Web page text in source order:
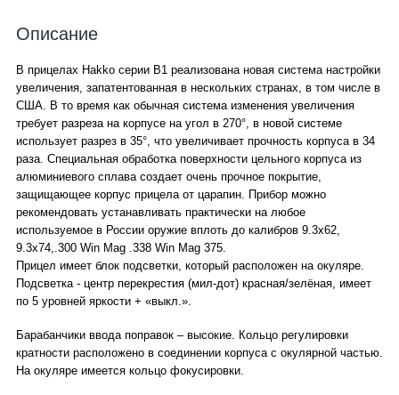
Описание
В прицелах Hakko серии B1 реализована новая система настройки
увеличения, запатентованная в нескольких странах, в том числе в
США. В то время как обычная система изменения увеличения
требует разреза на корпусе на угол в 270°, в новой системе
использует разрез в 35°, что увеличивает прочность корпуса в 34
раза. Специальная обработка поверхности цельного корпуса из
алюминиевого сплава создает очень прочное покрытие,
защищающее корпус прицела от царапин. Прибор можно
рекомендовать устанавливать практически на любое
используемое в России оружие вплоть до калибров 9.3x62,
9.3x74,.300 Win Mag .338 Win Mag 375.
Прицел имеет блок подсветки, который расположен на окуляре.
Подсветка - центр перекрестия (мил-дот) красная/зелёная, имеет
по 5 уровней яркости + «выкл.».
Барабанчики ввода поправок – высокие. Кольцо регулировки
кратности расположено в соединении корпуса с окулярной частью.
На окуляре имеется кольцо фокусировки.